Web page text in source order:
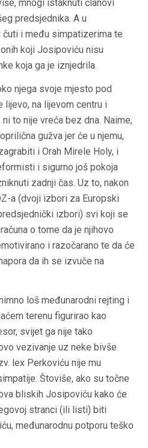
mnogi istaknuti članovi
predsjednika. A u
čuti i među simpatizerima te
koji Josipoviću nisu
koja ga je iznjedrila.
njega svoje mjesto pod
na lijevom centru i
to nije vreća bez dna. Naime,
gužva jer će u njemu,
i Orah Mirele Holy, i
i sigurno još pokoja
zadnji čas. Uz to, nakon
a (dvoji izbori za Europski
izbori) svi koji se
o tome da je njihovo
i razočarano te da će
da ih se izvuče na
loš međunarodni rejting i
terenu figurirao kao
svijet ga nije tako
vezivanje uz neke bivše
lex Perkoviću nije mu
Štoviše, ako su točne
bliskih Josipoviću kako će
stranci (ili listi) biti
međunarodnu potporu teško